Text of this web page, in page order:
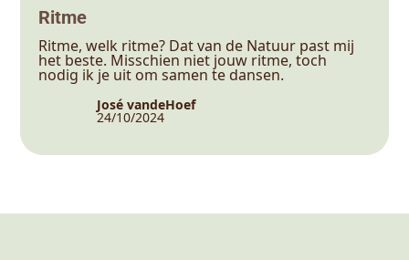
Ritme
Ritme, welk ritme? Dat van de Natuur past mij
het beste. Misschien niet jouw ritme, toch
nodig ik je uit om samen te dansen.
José vandeHoef
24/10/2024